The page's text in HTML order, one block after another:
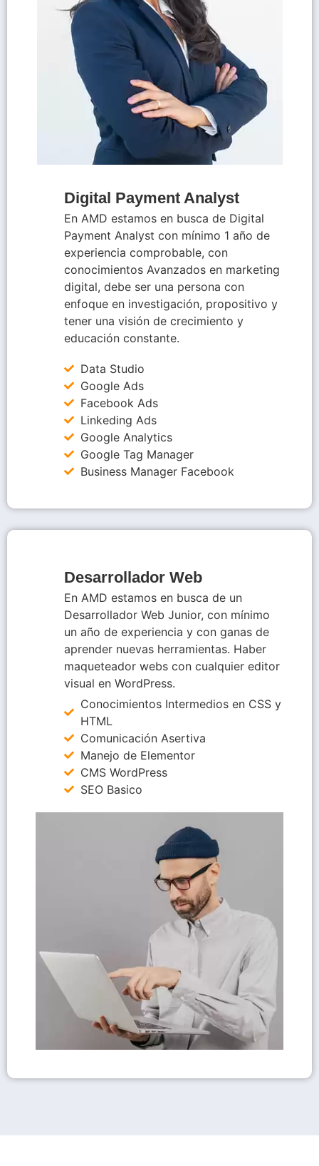
Digital Payment Analyst
En AMD estamos en busca de Digital
Payment Analyst con mínimo 1 año de
experiencia comprobable, con
conocimientos Avanzados en marketing
digital, debe ser una persona con
enfoque en investigación, propositivo y
tener una visión de crecimiento y
educación constante.
Data Studio
Google Ads
Facebook Ads
Linkeding Ads
Google Analytics
Google Tag Manager
Business Manager Facebook
Desarrollador Web
En AMD estamos en busca de un
Desarrollador Web Junior, con mínimo
un año de experiencia y con ganas de
aprender nuevas herramientas. Haber
maqueteador webs con cualquier editor
visual en WordPress.
Conocimientos Intermedios en CSS y
HTML
Comunicación Asertiva
Manejo de Elementor
CMS WordPress
SEO Basico